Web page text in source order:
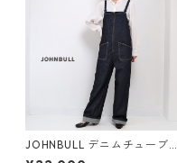
JOHNBULL デニムチューブサ
ロペット レディース ジョンブ